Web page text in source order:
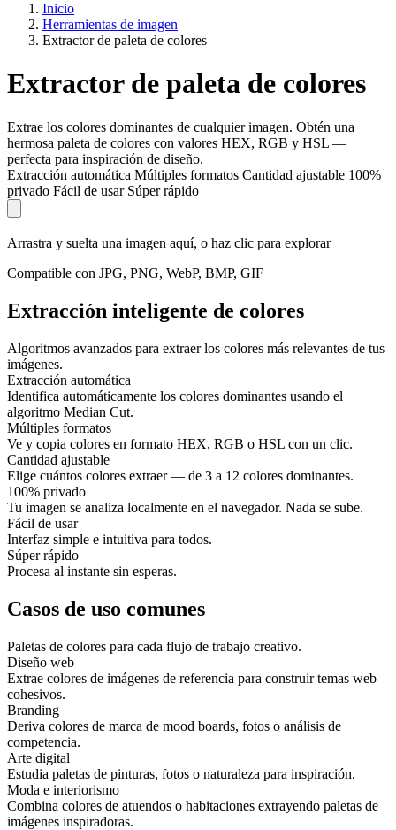
Inicio
Herramientas de imagen
Extractor de paleta de colores
Extractor de paleta de colores
Extrae los colores dominantes de cualquier imagen. Obtén una
hermosa paleta de colores con valores HEX, RGB y HSL —
perfecta para inspiración de diseño.
Extracción automática Múltiples formatos Cantidad ajustable 100%
privado Fácil de usarSúper rápido
Arrastra y suelta una imagen aquí, o haz clic para explorar
Compatible con JPG, PNG, WebP, BMP, GIF
Extracción inteligente de colores
Algoritmos avanzados para extraer los colores más relevantes de tus
imágenes.
Extracción automática
Identifica automáticamente los colores dominantes usando el
algoritmo Median Cut.
Múltiples formatos
Ve y copia colores en formato HEX, RGB o HSL con un clic.
Cantidad ajustable
Elige cuántos colores extraer — de 3 a 12 colores dominantes.
100% privado
Tu imagen se analiza localmente en el navegador. Nada se sube.
Fácil de usar
Interfaz simple e intuitiva para todos.
Súper rápido
Procesa al instante sin esperas.
Casos de uso comunes
Paletas de colores para cada flujo de trabajo creativo.
Diseño web
Extrae colores de imágenes de referencia para construir temas web
cohesivos.
Branding
Deriva colores de marca de mood boards, fotos o análisis de
competencia.
Arte digital
Estudia paletas de pinturas, fotos o naturaleza para inspiración.
Moda e interiorismo
Combina colores de atuendos o habitaciones extrayendo paletas de
imágenes inspiradoras.